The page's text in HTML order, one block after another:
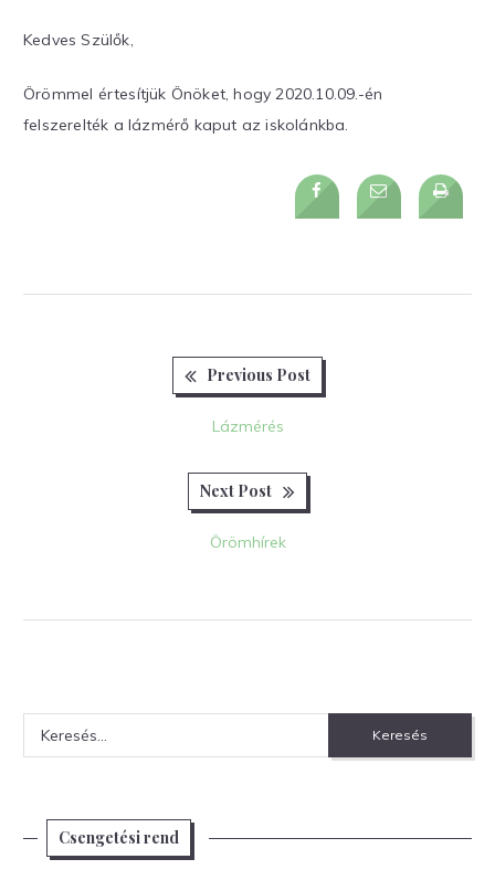
Kedves Szülők,
Örömmel értesítjük Önöket, hogy 2020.10.09.-én
felszerelték a lázmérő kaput az iskolánkba.
Previous Post
Lázmérés
Next Post
Örömhírek
Keresés:
Csengetési rend